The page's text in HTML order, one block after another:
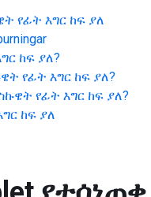
የፊት እግር ከፍ ያለ
ከፍ ያለ?
የፊት እግር ከፍ ያለ?
የፊት እግር ከፍ ያለ?
ከፍ ያለ